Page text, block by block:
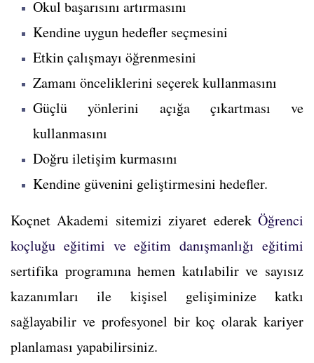
Okul başarısını artırmasını
Kendine uygun hedefler seçmesini
Etkin çalışmayı öğrenmesini
Zamanı önceliklerini seçerek kullanmasını
Güçlü yönlerini açığa çıkartması ve
kullanmasını
Doğru iletişim kurmasını
Kendine güvenini geliştirmesini hedefler.
Koçnet Akademi sitemizi ziyaret ederek Öğrenci
koçluğu eğitimi ve eğitim danışmanlığı eğitimi
sertifika programına hemen katılabilir ve sayısız
kazanımları ile kişisel gelişiminize katkı
sağlayabilir ve profesyonel bir koç olarak kariyer
planlaması yapabilirsiniz.